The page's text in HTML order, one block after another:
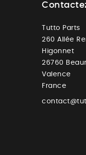
Tutto Parts
260 Allée
Higonnet
26760
Valence
France